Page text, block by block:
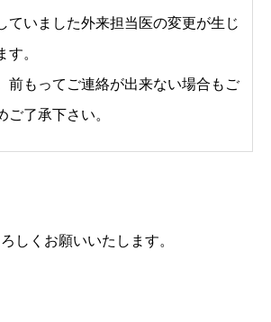
ていました外来担当医の変更が生じ
。
もってご連絡が出来ない場合もご
ご了承下さい。
しくお願いいたします。